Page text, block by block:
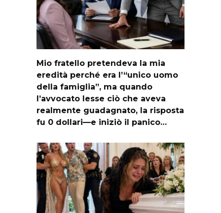
Mio fratello pretendeva la mia
eredità perché era l’“unico uomo
della famiglia”, ma quando
l’avvocato lesse ciò che aveva
realmente guadagnato, la risposta
fu 0 dollari—e iniziò il panico…